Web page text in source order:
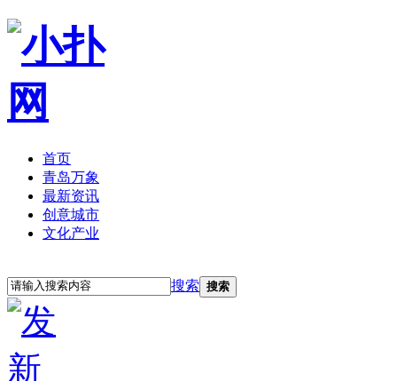
首页
青岛万象
最新资讯
创意城市
文化产业
搜索 搜索